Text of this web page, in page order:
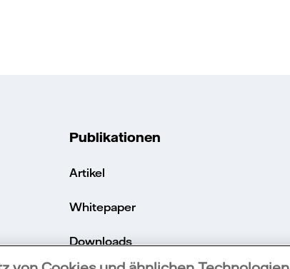
Publikationen
Artikel
Whitepaper
Downloads